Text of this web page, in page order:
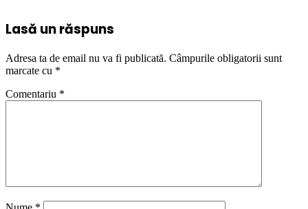
Lasă un răspuns
Adresa ta de email nu va fi publicată. Câmpurile obligatorii sunt
marcate cu *
Comentariu *